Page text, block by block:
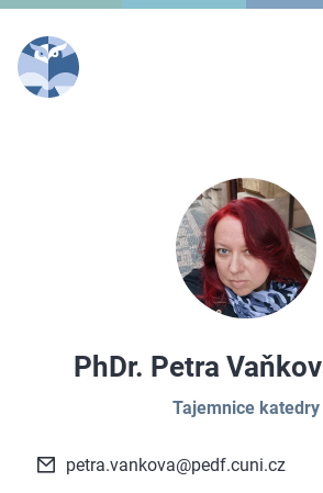
PhDr. Petra
Tajemnice katedry
petra.vankova@pedf.cuni.cz